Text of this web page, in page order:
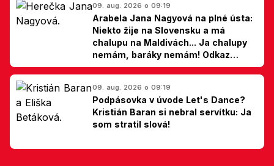
09. aug. 2026 o 09:19
Arabela Jana Nagyová na plné ústa:
Niekto žije na Slovensku a má
chalupu na Maldivách... Ja chalupy
nemám, baráky nemám! Odkaz
Slovákom
09. aug. 2026 o 09:19
Podpásovka v úvode Let's Dance?
Kristián Baran si nebral servítku: Ja
som stratil slová!